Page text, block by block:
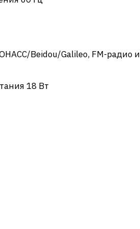
Beidou/Galileo, FM-радио и
18 Вт